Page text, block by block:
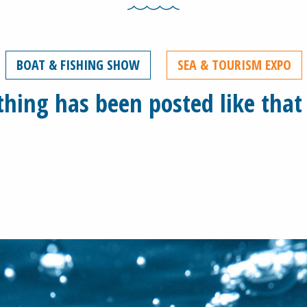
BOAT & FISHING SHOW SEA & TOURISM EXPO
has been posted like